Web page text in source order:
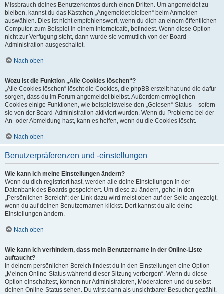
Missbrauch deines Benutzerkontos durch einen Dritten. Um angemeldet zu
bleiben, kannst du das Kästchen „Angemeldet bleiben“ beim Anmelden
auswählen. Dies ist nicht empfehlenswert, wenn du dich an einem öffentlichen
Computer, zum Beispiel in einem Internetcafé, befindest. Wenn diese Option
nicht zur Verfügung steht, dann wurde sie vermutlich von der Board-
Administration ausgeschaltet.
Nach oben
Wozu ist die Funktion „Alle Cookies löschen“?
„Alle Cookies löschen“ löscht die Cookies, die phpBB erstellt hat und die dafür
sorgen, dass du im Forum angemeldet bleibst. Außerdem ermöglichen
Cookies einige Funktionen, wie beispielsweise den „Gelesen“-Status – sofern
sie von der Board-Administration aktiviert wurden. Wenn du Probleme bei der
An- oder Abmeldung hast, kann es helfen, wenn du die Cookies löscht.
Nach oben
Benutzerpräferenzen und -einstellungen
Wie kann ich meine Einstellungen ändern?
Wenn du dich registriert hast, werden alle deine Einstellungen in der
Datenbank des Boards gespeichert. Um diese zu ändern, gehe in den
„Persönlichen Bereich“; der Link dazu wird meist oben auf der Seite angezeigt,
wenn du auf deinen Benutzernamen klickst. Dort kannst du alle deine
Einstellungen ändern.
Nach oben
Wie kann ich verhindern, dass mein Benutzername in der Online-Liste
auftaucht?
In deinem persönlichen Bereich findest du in den Einstellungen eine Option
„Meinen Online-Status während dieser Sitzung verbergen“. Wenn du diese
Option einschaltest, können nur Administratoren, Moderatoren und du selbst
deinen Online-Status sehen. Du wirst dann als unsichtbarer Besucher gezählt.